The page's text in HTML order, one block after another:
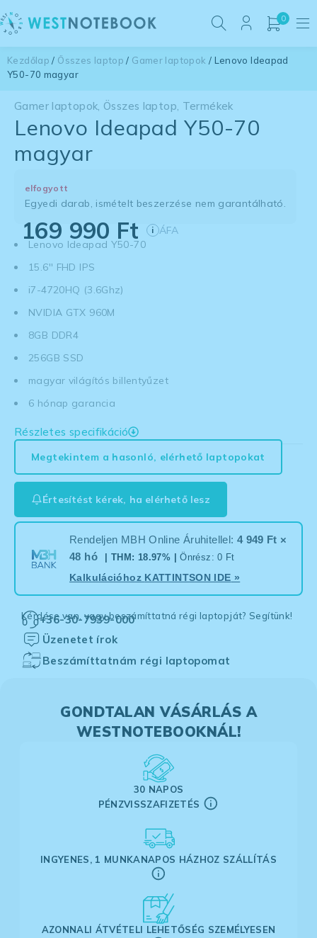
0
Kezdőlap / Összes laptop / Gamer laptopok / Lenovo Ideapad
Y50-70 magyar
Gamer laptopok, Összes laptop, Termékek
Lenovo Ideapad Y50-70
magyar
elfogyott
Egyedi darab, ismételt beszerzése nem garantálható.
169 990 Ft i ÁFA
Lenovo Ideapad Y50-70
15.6'' FHD IPS
i7-4720HQ (3.6Ghz)
NVIDIA GTX 960M
8GB DDR4
256GB SSD
magyar világítós billentyűzet
6 hónap garancia
Részletes specifikáció
Megtekintem a hasonló, elérhető laptopokat
Értesítést kérek, ha elérhető lesz
Rendeljen MBH Online Áruhitellel: 4 949 Ft ×
48 hó
| THM: 18.97% |Önrész: 0 Ft
Kalkulációhoz KATTINTSON IDE »
Kérdése van, vagy beszámíttatná régi laptopját? Segítünk!
+36-30-7939-000
Üzenetet írok
Beszámíttatnám régi laptopomat
GONDTALAN VÁSÁRLÁS A
WESTNOTEBOOKNÁL!
30 NAPOS
PÉNZVISSZAFIZETÉS
INGYENES, 1 MUNKANAPOS HÁZHOZ SZÁLLÍTÁS
AZONNALI ÁTVÉTELI LEHETŐSÉG SZEMÉLYESEN